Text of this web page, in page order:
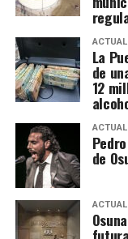
El siglo
La conexión con
territorial. La
14 de julio de
registros en
Puebla de
además del
Puebla de
al menos por
registradas se
municipio
atribuir a La
La
de
12
de